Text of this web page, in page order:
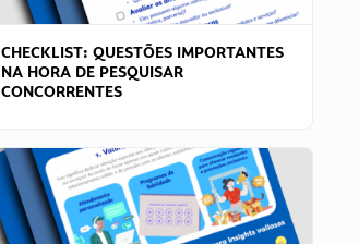
CHECKLIST: QUESTÕES IMPORTANTES
NA HORA DE PESQUISAR
CONCORRENTES